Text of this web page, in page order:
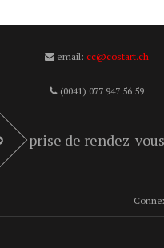
email:cc@costart.ch
(0041) 077 947 56 59
prise de rendez-